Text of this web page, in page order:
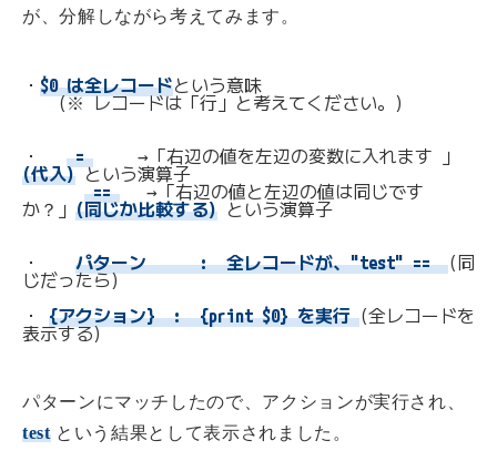
が、分解しながら考えてみます。
・ $0 は全レコードという意味
    (※ レコードは「行」と考えてください。)
・ =
(代入) という演算子
==
   →「右辺の値と左辺の値は同じです
か？」 (同じか比較する) という演算子
・ パターン      :  全レコードが、"test" == (同
じだったら)
・ {アクション}  :  {print $0} を実行 (全レコードを
表示する)
パターンにマッチしたので、アクションが実行され、
testという結果として表示されました。